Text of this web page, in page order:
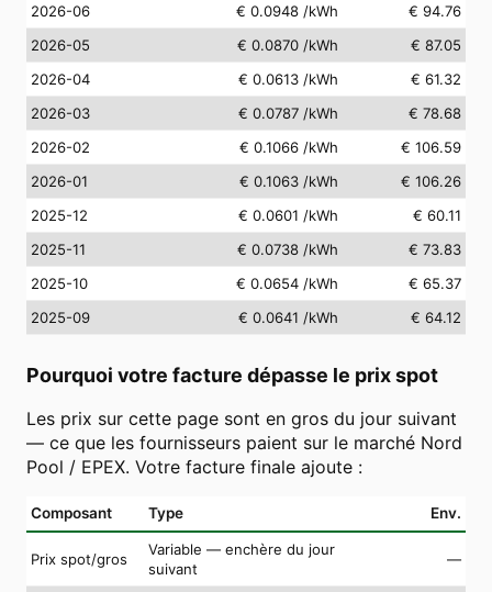
2026-06
€ 0.0948 /kWh
€ 94.76
2026-05
€ 0.0870 /kWh
€ 87.05
2026-04
€ 0.0613 /kWh
€ 61.32
2026-03
€ 0.0787 /kWh
€ 78.68
2026-02
€ 0.1066 /kWh
€ 106.59
2026-01
€ 0.1063 /kWh
€ 106.26
2025-12
€ 0.0601 /kWh
€ 60.11
2025-11
€ 0.0738 /kWh
€ 73.83
2025-10
€ 0.0654 /kWh
€ 65.37
2025-09
€ 0.0641 /kWh € 64.12
Pourquoi votre facture dépasse le prix spot
Les prix sur cette page sont en gros du jour suivant
— ce que les fournisseurs paient sur le marché Nord
Pool / EPEX. Votre facture finale ajoute :
Composant Type Env.
Prix spot/gros
Variable — enchère du jour
suivant
—